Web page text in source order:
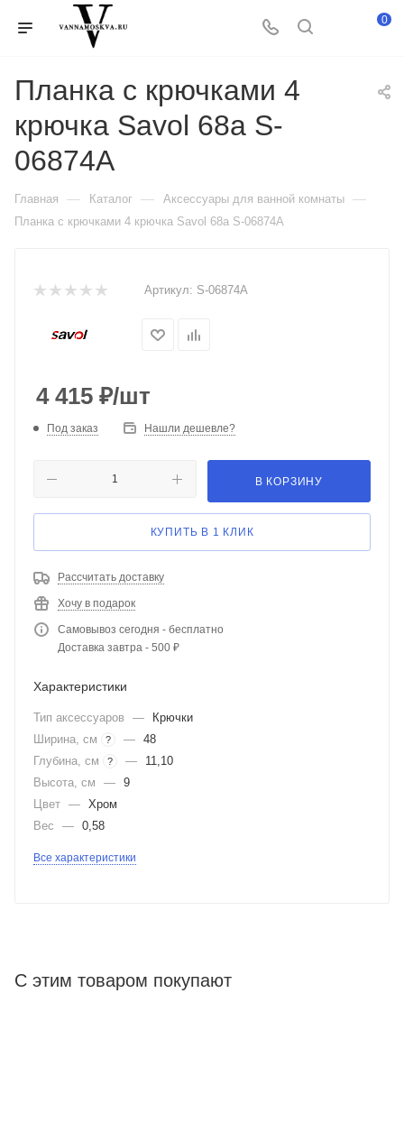
0
Планка с крючками 4
крючка Savol 68а S-
06874A
Главная — Каталог — Аксессуары для ванной комнаты —
Планка с крючками 4 крючка Savol 68а S-06874A
Артикул: S-06874A
4 415 ₽/шт
Под заказ Нашли дешевле?
В КОРЗИНУ
КУПИТЬ В 1 КЛИК
Рассчитать доставку
Хочу в подарок
Самовывоз сегодня - бесплатно
Доставка завтра - 500 ₽
Характеристики
Тип аксессуаров —
Крючки
Ширина, см
? — 48
Глубина, см
? —
11,10
Высота, см
— 9
Цвет — Хром
Вес
— 0,58
Все характеристики
С этим товаром покупают